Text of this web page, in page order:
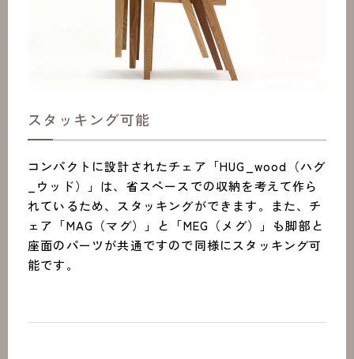
スタッキング可能
コンパクトに設計されたチェア「HUG_wood（ハグ
_ウッド）」は、省スペースでの収納を考えて作ら
れているため、スタッキングができます。また、チ
ェア「MAG（マグ）」と「MEG（メグ）」も脚部と
座面のパーツが共通ですので同様にスタッキング可
能です。